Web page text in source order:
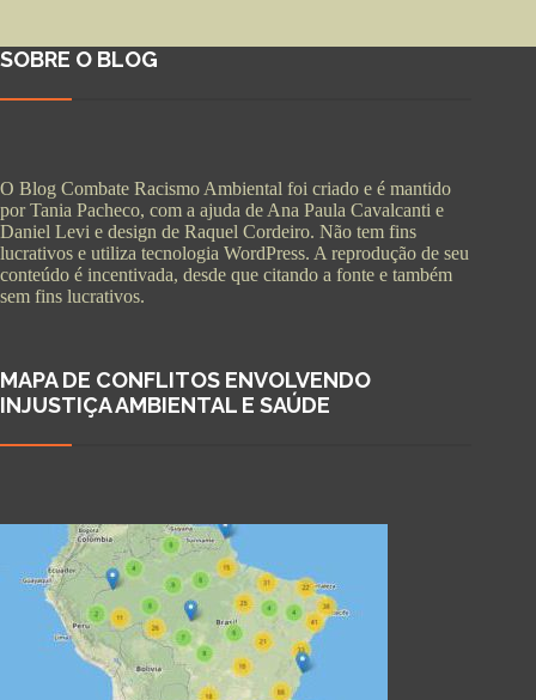
SOBRE O BLOG
O Blog Combate Racismo Ambiental foi criado e é mantido
por Tania Pacheco, com a ajuda de Ana Paula Cavalcanti e
Daniel Levi e design de Raquel Cordeiro. Não tem fins
lucrativos e utiliza tecnologia WordPress. A reprodução de seu
conteúdo é incentivada, desde que citando a fonte e também
sem fins lucrativos.
MAPA DE CONFLITOS ENVOLVENDO
INJUSTIÇA AMBIENTAL E SAÚDE